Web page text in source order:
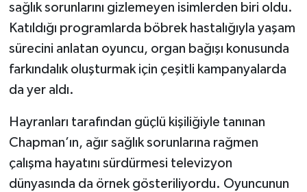
sağlık sorunlarını gizlemeyen isimlerden biri oldu.
Katıldığı programlarda böbrek hastalığıyla yaşam
sürecini anlatan oyuncu, organ bağışı konusunda
farkındalık oluşturmak için çeşitli kampanyalarda
da yer aldı.
Hayranları tarafından güçlü kişiliğiyle tanınan
Chapman’ın, ağır sağlık sorunlarına rağmen
çalışma hayatını sürdürmesi televizyon
dünyasında da örnek gösteriliyordu. Oyuncunun